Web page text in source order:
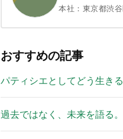
本社： 東京都渋
おすすめの記事
パティシエとしてどう生き
過去ではなく、未来を語る